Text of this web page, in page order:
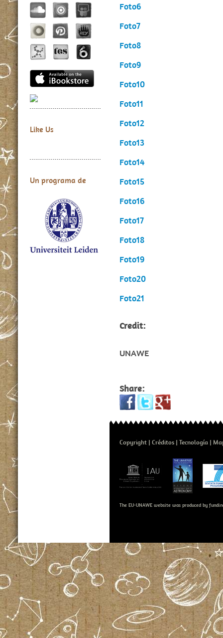
Like Us
Un programa de
Foto6
Foto7
Foto8
Foto9
Foto10
Foto11
Foto12
Foto13
Foto14
Foto15
Foto16
Foto17
Foto18
Foto19
Foto20
Foto21
Credit:
UNAWE
Share:
Copyright Créditos Tecnología
The EU-UNAWE website was produced by